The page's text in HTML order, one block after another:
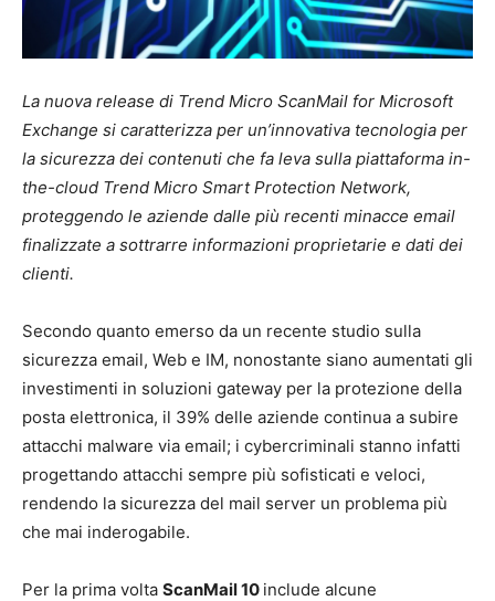
La nuova release di Trend Micro ScanMail for Microsoft
Exchange si caratterizza per un’innovativa tecnologia per
la sicurezza dei contenuti che fa leva sulla piattaforma in-
the-cloud Trend Micro Smart Protection Network,
proteggendo le aziende dalle più recenti minacce email
finalizzate a sottrarre informazioni proprietarie e dati dei
clienti.
Secondo quanto emerso da un recente studio sulla
sicurezza email, Web e IM, nonostante siano aumentati gli
investimenti in soluzioni gateway per la protezione della
posta elettronica, il 39% delle aziende continua a subire
attacchi malware via email; i cybercriminali stanno infatti
progettando attacchi sempre più sofisticati e veloci,
rendendo la sicurezza del mail server un problema più
che mai inderogabile.
Per la prima volta ScanMail 10 include alcune